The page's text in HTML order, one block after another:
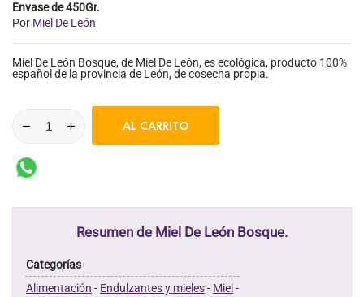
Envase de 450Gr.
Por Miel De León
Miel De León Bosque, de Miel De León, es ecológica, producto 100%
español de la provincia de León, de cosecha propia.
AL CARRITO
Resumen de Miel De León Bosque.
Categorías
Alimentación - Endulzantes y mieles- Miel-